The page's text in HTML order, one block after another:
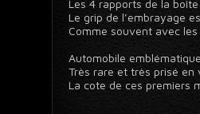
Les 4 rapports de la
Le grip de l’embrayage
Comme souvent avec
Automobile
Très rare et très prisé en
La cote de ces premiers